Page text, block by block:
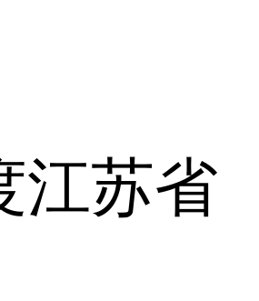
江苏省